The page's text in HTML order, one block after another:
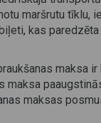
maršrutu tīklu,
kas paredzēta
maksa
maksas